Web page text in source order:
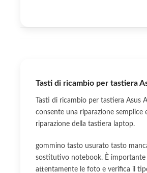
Tasti di ricambio per tastiera
Tasti di ricambio per tastiera
consente una riparazione
riparazione della tastiera laptop.
gommino tasto usurato tasto
sostitutivo notebook. È importante
attentamente le foto e verifica il